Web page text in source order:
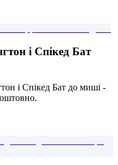
і Спікед Бат
і Спікед Бат до миші -